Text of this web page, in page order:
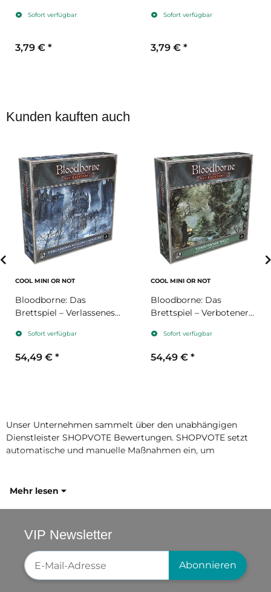
67mmSofort verfügbar
3,79 € *
91mmSofort verfügbar
3,79 € *
Kunden kauften auch
COOL MINI OR NOT
Bloodborne: Das
Brettspiel – Verlassenes
(Erweiterung)
Sofort verfügbar
54,49 € *
COOL MINI OR NOT
Bloodborne: Das
Brettspiel – Verbotener
Sofort verfügbar
54,49 € *
Unser Unternehmen sammelt über den unabhängigen
Dienstleister SHOPVOTE Bewertungen. SHOPVOTE setzt
automatische und manuelle Maßnahmen ein, um
Mehr lesen
VIP Newsletter
Newsletter-Registrierung
Abonnieren